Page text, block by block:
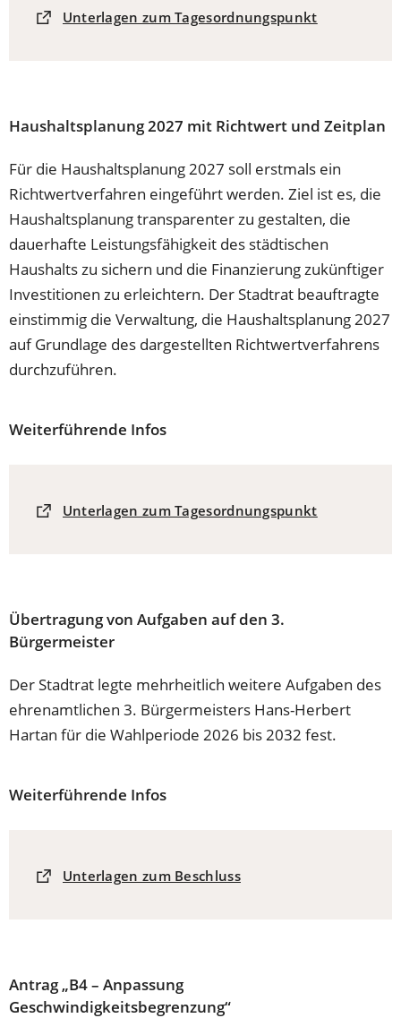
Unterlagen zum Tagesordnungspunkt
(Öffnet
Haushaltsplanung 2027 mit Richtwert und Zeitplan
Für die Haushaltsplanung 2027 soll erstmals ein
Richtwertverfahren eingeführt werden. Ziel ist es, die
Haushaltsplanung transparenter zu gestalten, die
dauerhafte Leistungsfähigkeit des städtischen
Haushalts zu sichern und die Finanzierung zukünftiger
Investitionen zu erleichtern. Der Stadtrat beauftragte
einstimmig die Verwaltung, die Haushaltsplanung 2027
auf Grundlage des dargestellten Richtwertverfahrens
durchzuführen.
Weiterführende Infos
Unterlagen zum Tagesordnungspunkt
(Öffnet
Übertragung von Aufgaben auf den 3.
Bürgermeister
Der Stadtrat legte mehrheitlich weitere Aufgaben des
ehrenamtlichen 3. Bürgermeisters Hans-Herbert
Hartan für die Wahlperiode 2026 bis 2032 fest.
Weiterführende Infos
Unterlagen zum Beschluss
(Öffnet
Antrag „B4 – Anpassung
Geschwindigkeitsbegrenzung“